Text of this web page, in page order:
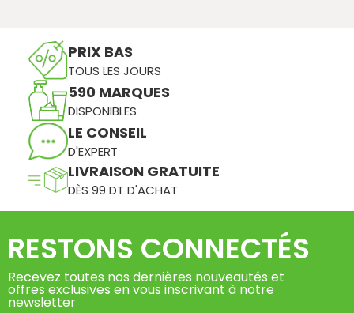
PRIX BAS
TOUS LES JOURS
590 MARQUES
DISPONIBLES
LE CONSEIL
D'EXPERT
LIVRAISON GRATUITE
DÈS 99 DT D'ACHAT
RESTONS CONNECTÉS
Recevez toutes nos dernières nouveautés et
offres exclusives en vous inscrivant à notre
newsletter